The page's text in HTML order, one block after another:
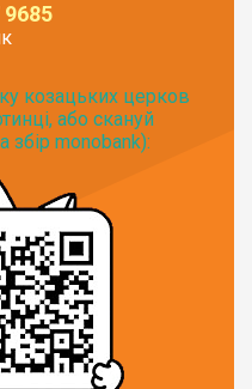
9685
козацьких церков
або скануй
збір monobank):